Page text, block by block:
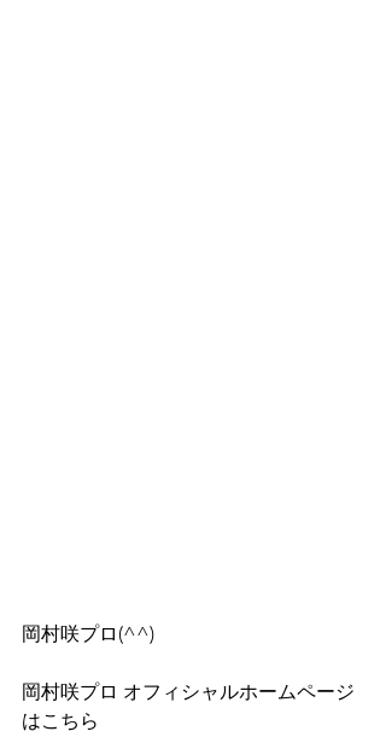
岡村咲プロ(^^)
岡村咲プロ オフィシャルホームページ
はこちら